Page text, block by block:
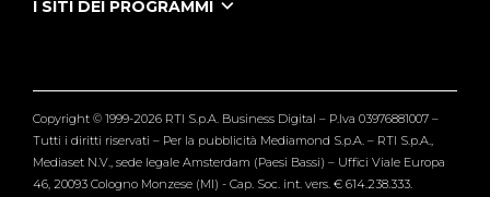
Tutti i servizi
I SITI DEI PROGRAMMI
Verissimo
Copyright © 1999-2026 RTI S.p.A. Business Digital – P.Iva 03976881007 –
Tutti i diritti riservati – Per la pubblicità Mediamond S.p.A. – RTI S.p.A.,
Mediaset N.V., sede legale Amsterdam (Paesi Bassi) – Uffici Viale Europa
46, 20093 Cologno Monzese (MI) - Cap. Soc. int. vers. € 614.238.333.